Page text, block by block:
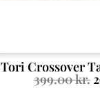
Tori Crossover
399.00kr.